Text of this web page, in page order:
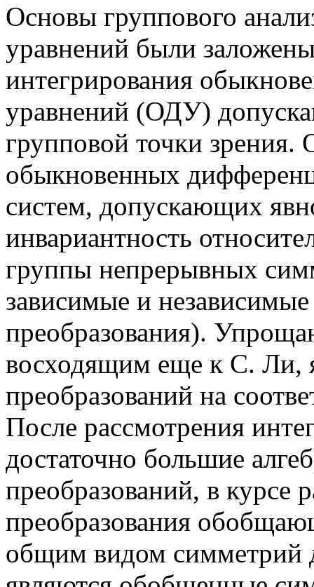
Основы группового
уравнений были
интегрирования
уравнений (ОДУ)
групповой точки
обыкновенных
систем, допускающих
инвариантность
группы непрерывных
зависимые и
преобразования).
восходящим еще к С. Ли,
преобразований на
После рассмотрения
достаточно большие
преобразований, в курсе
преобразования
общим видом симметрий